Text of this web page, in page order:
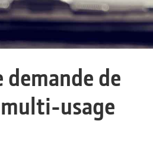
demande de
usage